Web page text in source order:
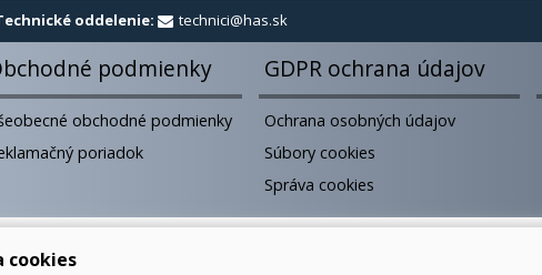
oddelenie: technici@has.sk
podmienky
obchodné podmienky
poriadok
GDPR ochrana údajov
Ochrana osobných údajov
Súbory cookies
Správa cookies
cookies